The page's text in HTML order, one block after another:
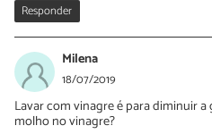
Responder
Milena
18/07/2019
Lavar com vinagre é para diminuir
molho no vinagre?